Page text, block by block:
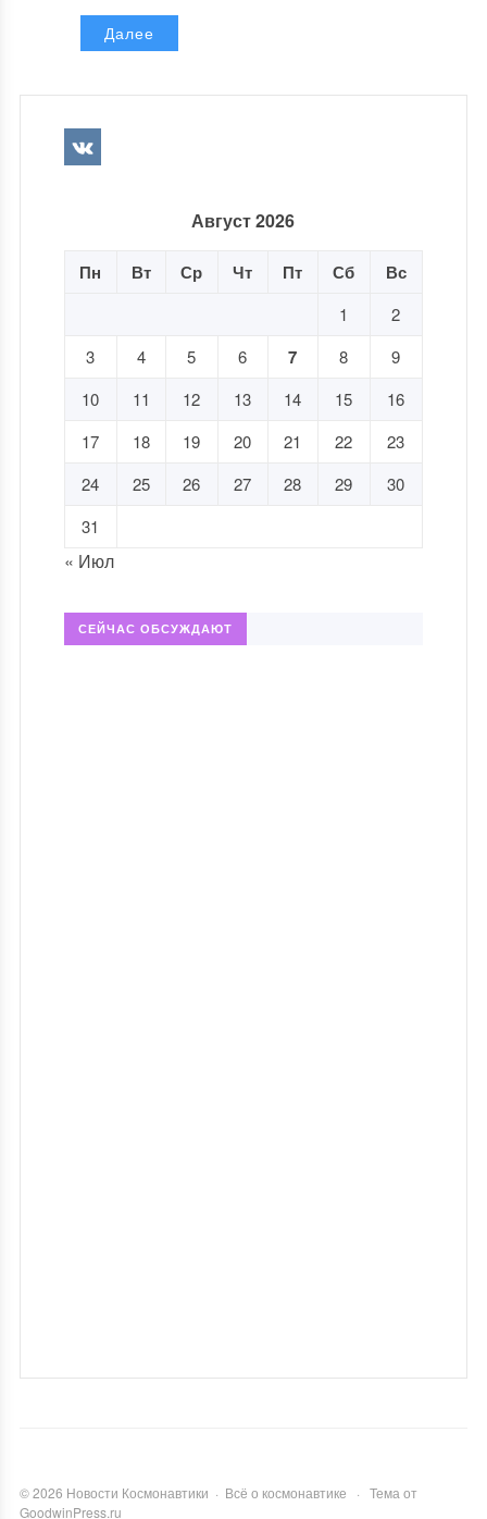
Далее
Август 2026
Пн Вт Ср Чт Пт Сб Вс
1
2
3
4 5 6 7 8
9
10
11 12 13 14 15
16
17
18 19 20 21 22
23
24
25 26 27 28 29
30
31
« Июл
СЕЙЧАС ОБСУЖДАЮТ
©2026 Новости Космонавтики · Всё о космонавтике · Тема от
GoodwinPress.ru